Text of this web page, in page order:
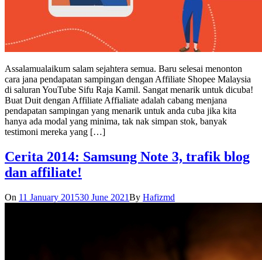
Assalamualaikum salam sejahtera semua. Baru selesai menonton
cara jana pendapatan sampingan dengan Affiliate Shopee Malaysia
di saluran YouTube Sifu Raja Kamil. Sangat menarik untuk dicuba!
Buat Duit dengan Affiliate Affialiate adalah cabang menjana
pendapatan sampingan yang menarik untuk anda cuba jika kita
hanya ada modal yang minima, tak nak simpan stok, banyak
testimoni mereka yang […]
Cerita 2014: Samsung Note 3, trafik blog
dan affiliate!
On 11 January 201530 June 2021By Hafizmd